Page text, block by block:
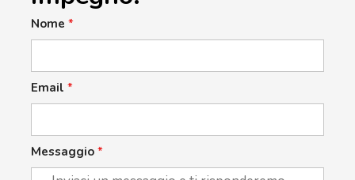
Nome *
Email *
Messaggio *